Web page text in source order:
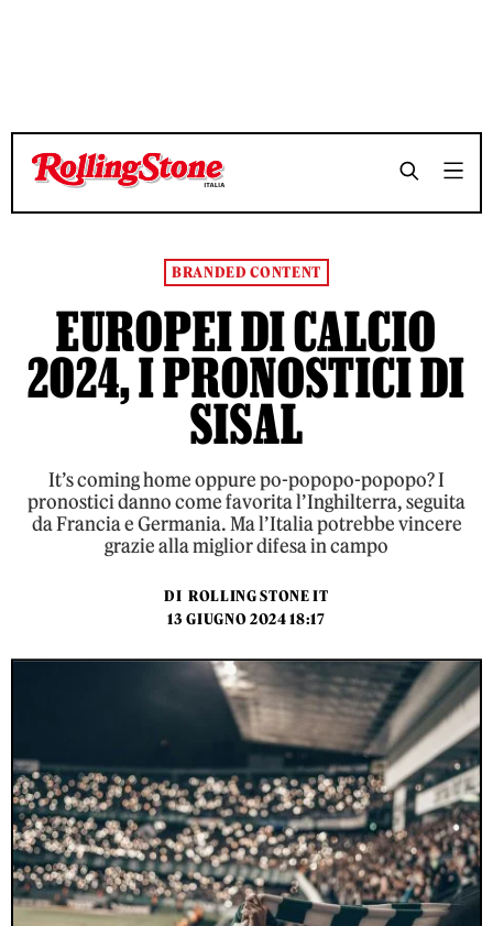
TEMPO DI LETTURA 4 MINUTI SHARE
TEMPO DI LETTURA 4 MINUTI SHARE
BRANDED CONTENT
EUROPEI DI CALCIO
2024, I PRONOSTICI DI
SISAL
It’s coming home oppure po-popopo-popopo? I
pronostici danno come favorita l’Inghilterra, seguita
da Francia e Germania. Ma l’Italia potrebbe vincere
grazie alla miglior difesa in campo
DI ROLLING STONE IT
13 GIUGNO 2024 18:17